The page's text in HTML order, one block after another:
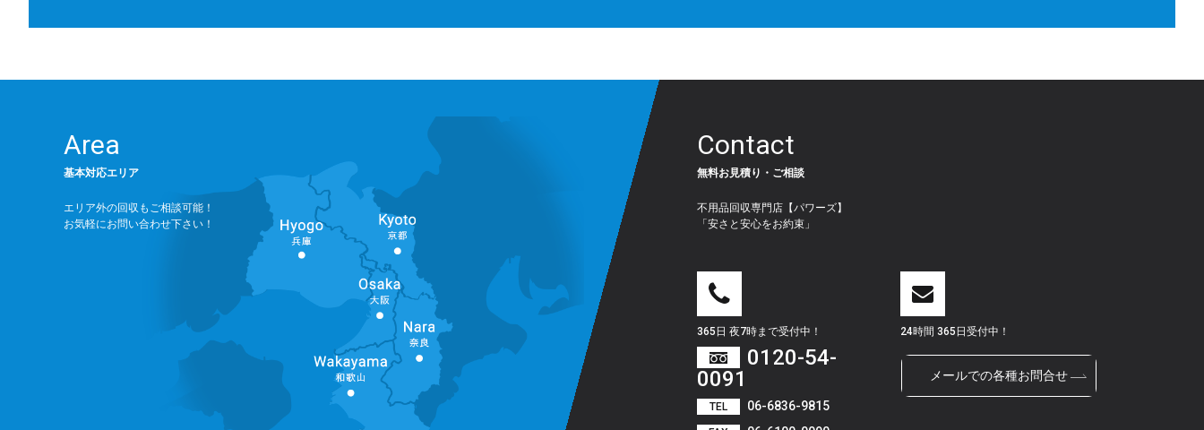
Area
基本対応エリア
エリア外の回収もご相談可能！
お気軽にお問い合わせ下さい！
Contact
無料お見積り・ご相談
不用品回収専門店【パワーズ】
「安さと安心をお約束」
365日 夜7時まで受付中！
0120-54-
0091
TEL 06-6836-9815
24時間 365日受付中！
メールでの各種お問合せ